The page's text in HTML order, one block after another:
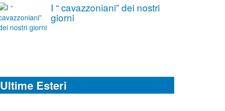
I “ cavazzoniani” dei nostri
giorni
Ultime Esteri